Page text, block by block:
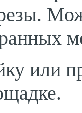
или